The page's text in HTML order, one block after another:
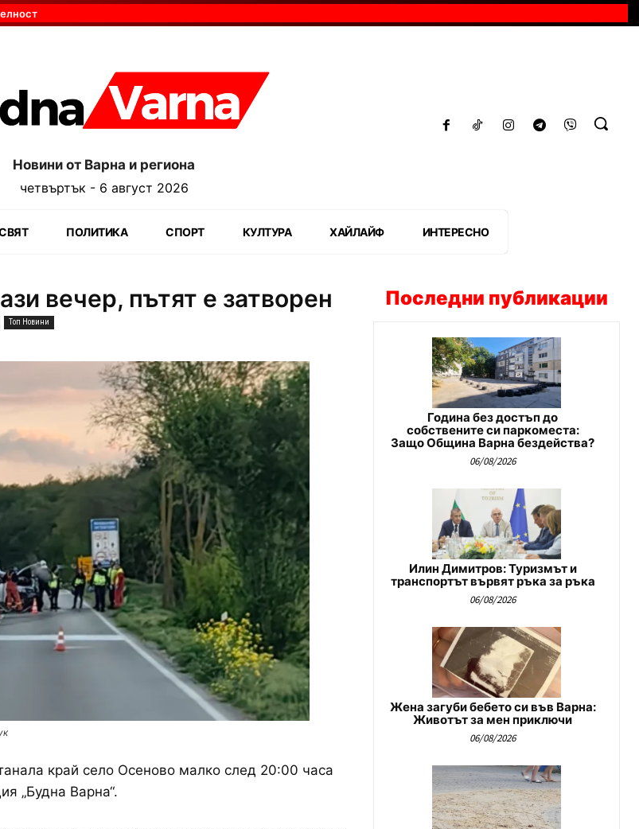
Новини от Варна и региона
четвъртък - 6 август 2026
ПОЛИТИКА СПОРТ КУЛТУРА ХАЙЛАЙФ ИНТЕРЕСНО
вечер, пътят е затворен
Топ Новини
край село Осеново малко след 20:00 часа
„Будна Варна“.
Последни публикации
Година без достъп до
собствените си паркоместа:
Защо Община Варна бездейства?
06/08/2026
Илин Димитров: Туризмът и
транспортът вървят ръка за ръка
06/08/2026
Жена загуби бебето си във Варна:
Животът за мен приключи
06/08/2026